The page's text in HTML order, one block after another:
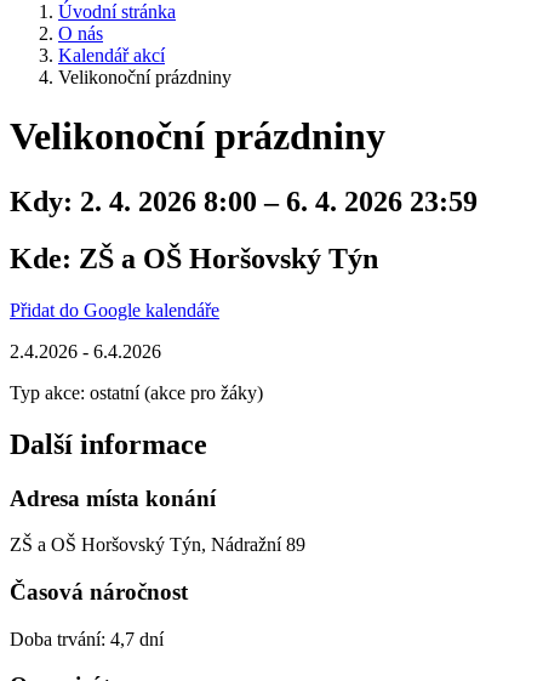
Úvodní stránka
O nás
Kalendář akcí
Velikonoční prázdniny
Velikonoční prázdniny
Kdy: 2. 4. 2026 8:00 – 6. 4. 2026 23:59
Kde: ZŠ a OŠ Horšovský Týn
Přidat do Google kalendáře
2.4.2026 - 6.4.2026
Typ akce: ostatní (akce pro žáky)
Další informace
Adresa místa konání
ZŠ a OŠ Horšovský Týn, Nádražní 89
Časová náročnost
Doba trvání: 4,7 dní